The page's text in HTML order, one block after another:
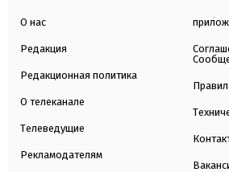
О нас
Редакция
Редакционная политика
О телеканале
Телеведущие
Рекламодателям